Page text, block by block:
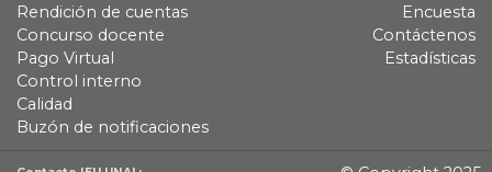
Rendición de cuentas
Concurso docente
Pago Virtual
Control interno
Calidad
Buzón de notificaciones
Encuesta
Contáctenos
Estadísticas